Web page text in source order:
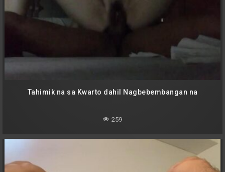
Tahimik na sa Kwarto dahil Nagbebembangan na
259